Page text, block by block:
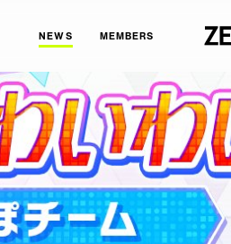
NEWS MEMBERS